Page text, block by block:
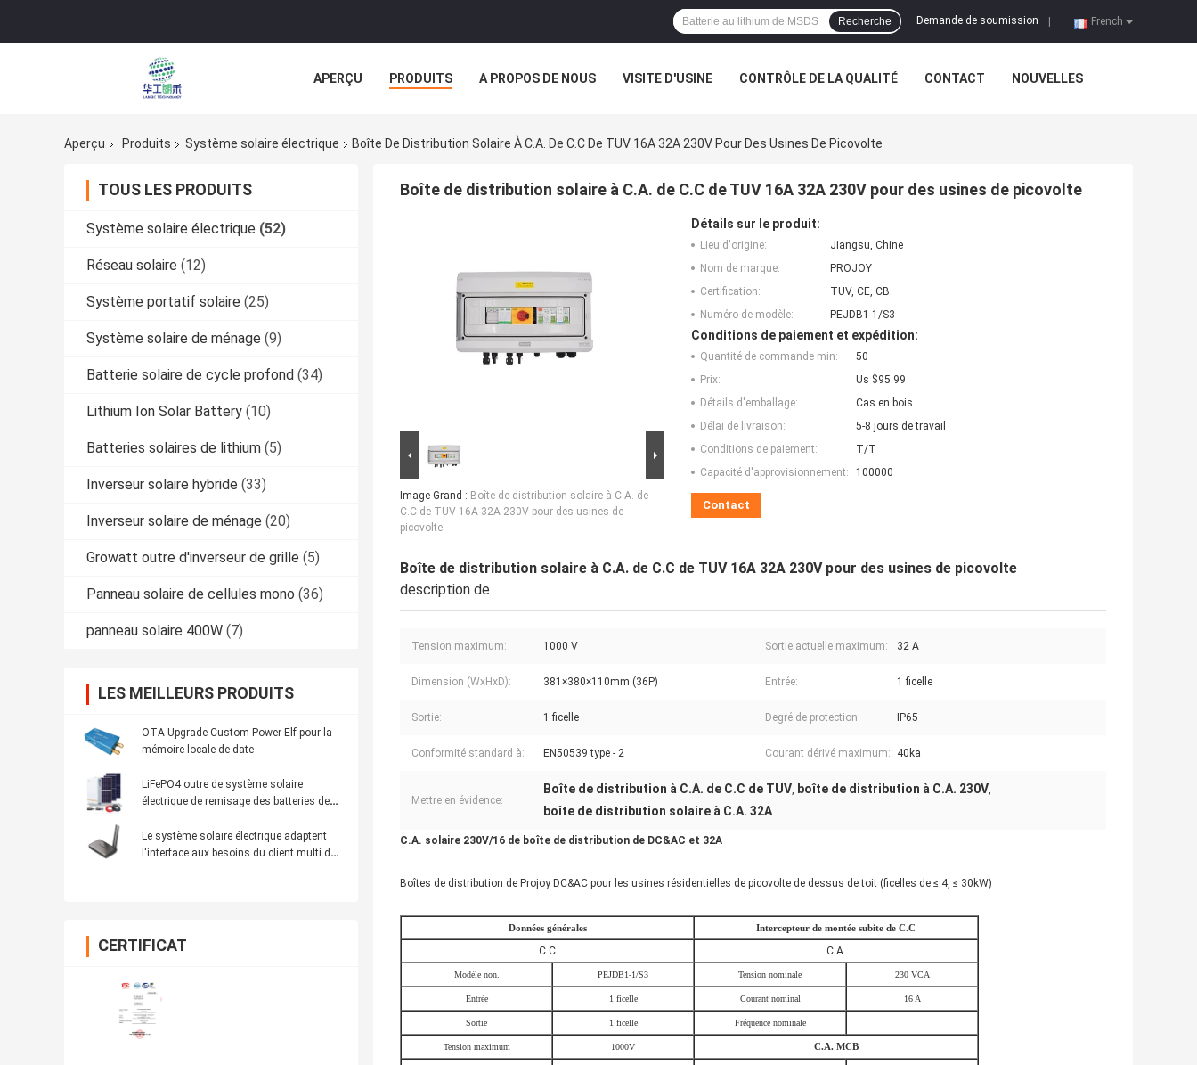
French
Demande de soumission
Recherche
APERÇU PRODUITS A PROPOS DE NOUS VISITE D'USINE CONTRÔLE DE LA QUALITÉ CONTACT NOUVELLES
Aperçu
Produits Système solaire électrique Boîte De Distribution Solaire À C.A. De C.C De TUV 16A 32A 230V Pour Des Usines De Picovolte
TOUS LES PRODUITS
Système solaire électrique (52)
Réseau solaire (12)
Système portatif solaire (25)
Système solaire de ménage (9)
Batterie solaire de cycle profond (34)
Lithium Ion Solar Battery (10)
Batteries solaires de lithium (5)
Inverseur solaire hybride (33)
Inverseur solaire de ménage (20)
Growatt outre d'inverseur de grille (5)
Panneau solaire de cellules mono (36)
panneau solaire 400W (7)
LES MEILLEURS PRODUITS
OTA Upgrade Custom Power Elf pour la
mémoire locale de date
LiFePO4 outre de système solaire
électrique de remisage des batteries de
Le système solaire électrique adaptent
l'interface aux besoins du client multi de
CERTIFICAT
Boîte de distribution solaire à C.A. de C.C de TUV 16A 32A 230V pour des usines de picovolte
Image Grand : Boîte de distribution solaire à C.A. de
C.C de TUV 16A 32A 230V pour des usines de
picovolte
Détails sur le produit:
Lieu d'origine:
Jiangsu, Chine
Nom de marque:
PROJOY
Certification:
TUV, CE, CB
Numéro de modèle:
PEJDB1-1/S3
Conditions de paiement et expédition:
Quantité de commande min:
50
Prix:
Us $95.99
Détails d'emballage:
Cas en bois
Délai de livraison:
5-8 jours de travail
Conditions de paiement:
T/T
Capacité d'approvisionnement:
100000
Contact
Boîte de distribution solaire à C.A. de C.C de TUV 16A 32A 230V pour des usines de picovolte
description de
Tension maximum: 1000 V Sortie actuelle maximum: 32 A
Dimension (WxHxD): 381×380×110mm (36P) Entrée: 1 ficelle
Sortie: 1 ficelle Degré de protection: IP65
Conformité standard à: EN50539 type - 2 Courant dérivé maximum: 40ka
Mettre en évidence:
Boîte de distribution à C.A. de C.C de TUV, boîte de distribution à C.A. 230V,
boîte de distribution solaire à C.A. 32A
C.A. solaire 230V/16 de boîte de distribution de DC&AC et 32A
Boîtes de distribution de Projoy DC&AC pour les usines résidentielles de picovolte de dessus de toit (ficelles de ≤ 4, ≤ 30kW)
Données générales Intercepteur de montée subite de C.C
C.C C.A.
Modèle non. PEJDB1-1/S3 Tension nominale 230 VCA
Entrée 1 ficelle Courant nominal 16 A
Sortie 1 ficelle Fréquence nominale
Tension maximum 1000V C.A. MCB